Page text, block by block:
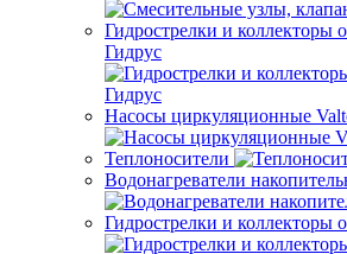
Гидрострелки и коллекторы
Гидрус
Насосы циркуляционные
Теплоносители
Водонагреватели
Гидрострелки и коллекторы